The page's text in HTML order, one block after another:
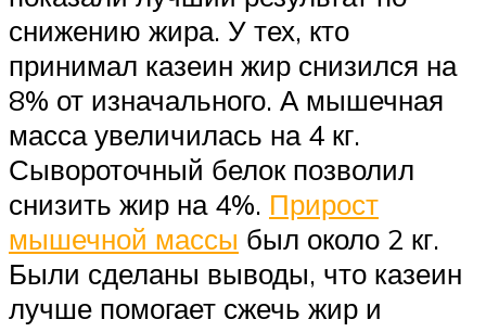
снижению жира. У тех, кто
принимал казеин жир снизился на
8% от изначального. А мышечная
масса увеличилась на 4 кг.
Сывороточный белок позволил
снизить жир на 4%. Прирост
мышечной массы был около 2 кг.
Были сделаны выводы, что казеин
лучше помогает сжечь жир и